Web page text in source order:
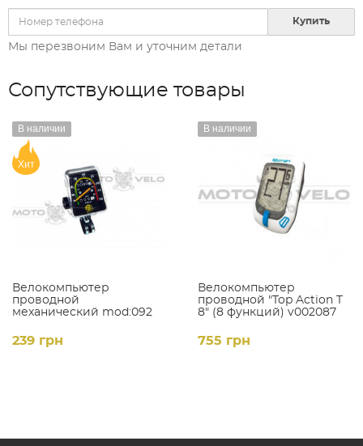
Купить
Мы перезвоним Вам и уточним детали
Сопутствующие товары
Велокомпьютер
проводной
механический mod:092
В наличии
Хит
239 грн
Велокомпьютер
проводной "Top Action T
8" (8 функций) v002087
В наличии
755 грн